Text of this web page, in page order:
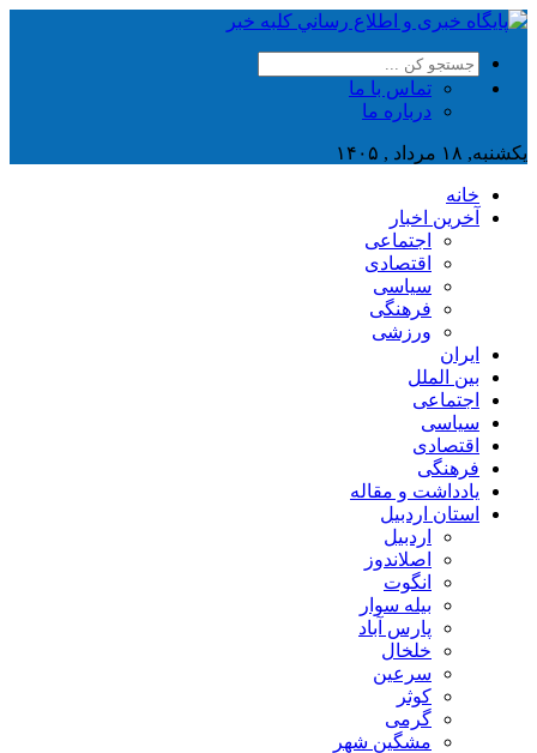
تماس با ما
درباره ما
یکشنبه, ۱۸ مرداد , ۱۴۰۵
خانه
آخرین اخبار
اجتماعی
اقتصادی
سیاسی
فرهنگی
ورزشی
ایران
بین الملل
اجتماعی
سیاسی
اقتصادی
فرهنگی
یادداشت و مقاله
استان اردبیل
اردبیل
اصلاندوز
انگوت
بیله سوار
پارس آباد
خلخال
سرعین
کوثر
گرمی
مشگین شهر